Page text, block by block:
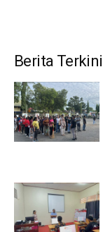
Berita Terkini